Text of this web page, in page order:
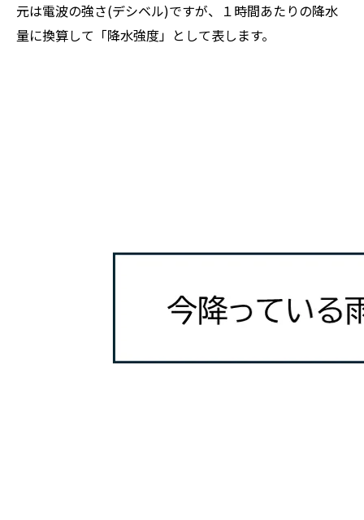
元は電波の強さ(デシベル)ですが、１時間あたりの降水
量に換算して「降水強度」として表します。